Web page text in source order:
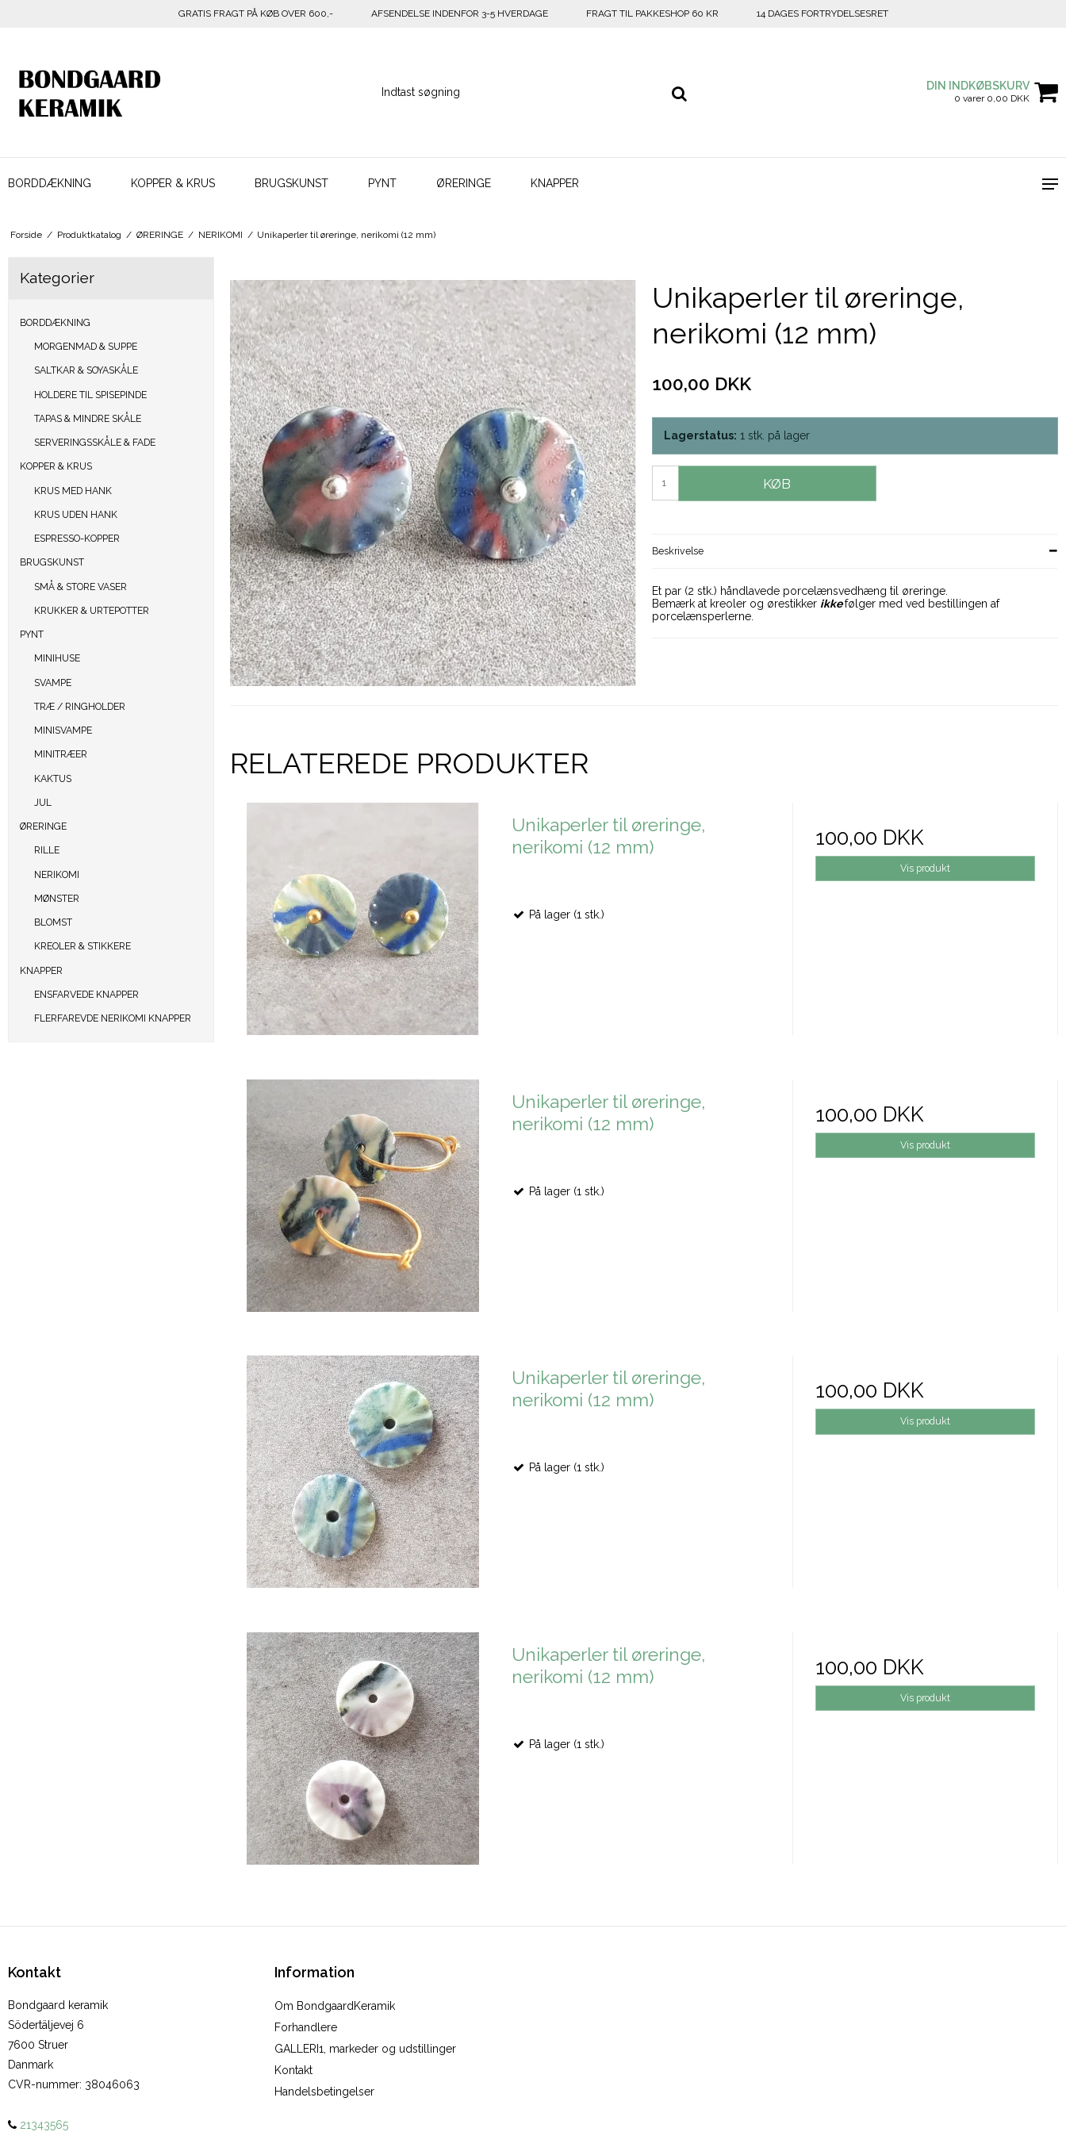
GRATIS FRAGT PÅ KØB OVER 600,- AFSENDELSE INDENFOR 3-5 HVERDAGE FRAGT TIL PAKKESHOP 60 KR 14 DAGES FORTRYDELSESRET
DIN INDKØBSKURV
0 varer 0,00 DKK
BORDDÆKNING KOPPER & KRUS BRUGSKUNST PYNT ØRERINGE KNAPPER
Forside / Produktkatalog / ØRERINGE / NERIKOMI / Unikaperler til øreringe, nerikomi (12 mm)
Kategorier
BORDDÆKNING
MORGENMAD & SUPPE
SALTKAR & SOYASKÅLE
HOLDERE TIL SPISEPINDE
TAPAS & MINDRE SKÅLE
SERVERINGSSKÅLE & FADE
KOPPER & KRUS
KRUS MED HANK
KRUS UDEN HANK
ESPRESSO-KOPPER
BRUGSKUNST
SMÅ & STORE VASER
KRUKKER & URTEPOTTER
PYNT
MINIHUSE
SVAMPE
TRÆ / RINGHOLDER
MINISVAMPE
MINITRÆER
KAKTUS
JUL
ØRERINGE
RILLE
NERIKOMI
MØNSTER
BLOMST
KREOLER & STIKKERE
KNAPPER
ENSFARVEDE KNAPPER
FLERFAREVDE NERIKOMI KNAPPER
Unikaperler til øreringe,
nerikomi (12 mm)
100,00 DKK
Lagerstatus: 1 stk. på lager
KØB
Beskrivelse
Et par (2 stk.) håndlavede porcelænsvedhæng til øreringe.
Bemærk at kreoler og ørestikker ikkefølger med ved bestillingen af
porcelænsperlerne.
RELATEREDE PRODUKTER
Unikaperler til øreringe,
nerikomi (12 mm)
På lager (1 stk.)
100,00 DKK
Vis produkt
Unikaperler til øreringe,
nerikomi (12 mm)
På lager (1 stk.)
100,00 DKK
Vis produkt
Unikaperler til øreringe,
nerikomi (12 mm)
På lager (1 stk.)
100,00 DKK
Vis produkt
Unikaperler til øreringe,
nerikomi (12 mm)
På lager (1 stk.)
100,00 DKK
Vis produkt
Kontakt
Bondgaard keramik
Södertäljevej 6
7600 Struer
Danmark
CVR-nummer: 38046063
21343565
Information
Om BondgaardKeramik
Forhandlere
GALLERI1, markeder og udstillinger
Kontakt
Handelsbetingelser